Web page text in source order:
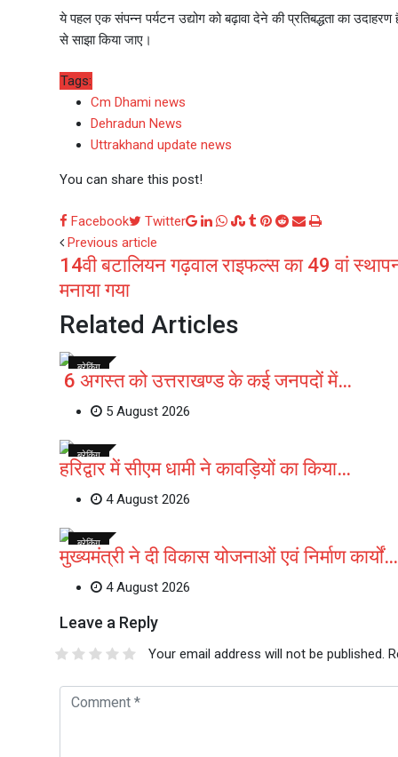
ये पहल एक संपन्न पर्यटन उद्योग को बढ़ावा देने की प्रतिबद्धता का
से साझा किया जाए।
Tags:
Cm Dhami news
Dehradun News
Uttrakhand update news
You can share this post!
Facebook Twitter Google+
LinkedIn
Whatsapp
StumbleUpon
Tumblr
Pinterest
RedditShare
Email
Print
Previous article
14वी बटालियन गढ़वाल राइफल्स का 49 वां
मनाया गया
Related Articles
ब्रेकिंग
6 अगस्त को उत्तराखण्ड के कई जनपदों में…
5 August 2026
ब्रेकिंग
हरिद्वार में सीएम धामी ने कावड़ियों का किया…
4 August 2026
ब्रेकिंग
मुख्यमंत्री ने दी विकास योजनाओं एवं निर्माण कार्यों…
4 August 2026
Leave a Reply
Your email address will not be published.